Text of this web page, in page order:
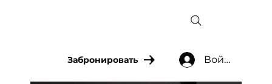
Войти
Забронировать